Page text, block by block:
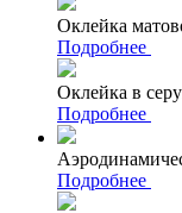
Оклейка
Подробнее
Оклейка в
Подробнее
Подробнее